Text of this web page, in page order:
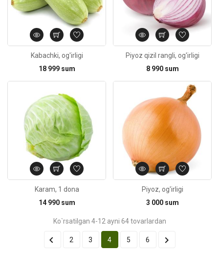
Kabachki, og'irligi
18 999 sum
Piyoz qizil rangli, og'irligi
8 990 sum
Karam, 1 dona
14 990 sum
Piyoz, og'irligi
3 000 sum
Ko`rsatilgan 4-12 ayni 64 tovarlardan
 2 3 4 5 6 